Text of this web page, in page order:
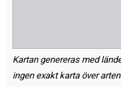
Kartan genereras med
ingen exakt karta över